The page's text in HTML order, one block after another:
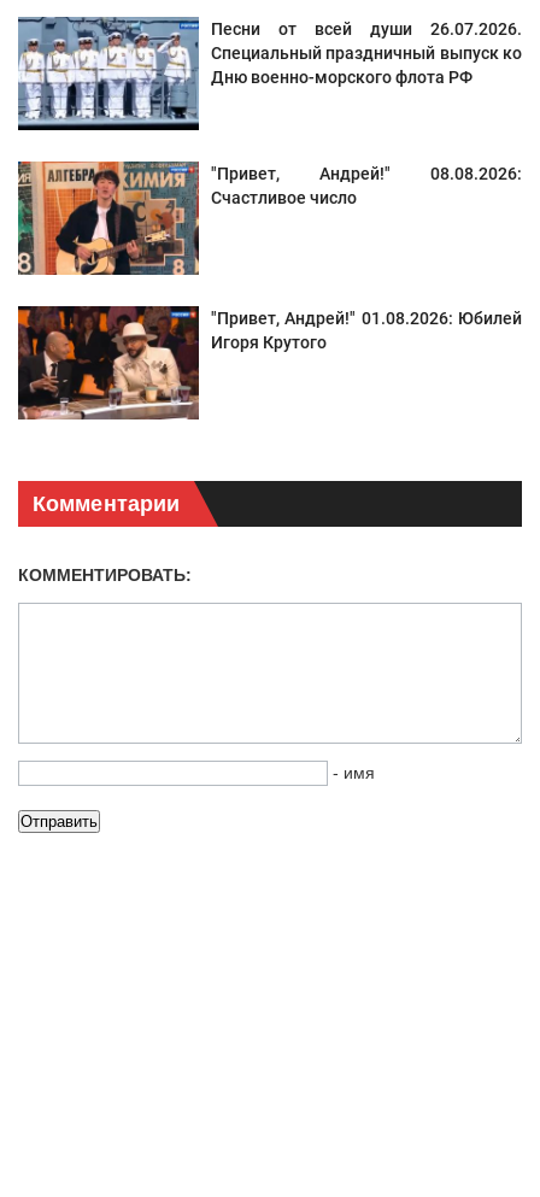
Песни от всей души 26.07.2026.
Специальный праздничный выпуск ко
Дню военно-морского флота РФ
"Привет, Андрей!" 08.08.2026:
Счастливое число
"Привет, Андрей!" 01.08.2026: Юбилей
Игоря Крутого
Комментарии
КОММЕНТИРОВАТЬ:
- имя